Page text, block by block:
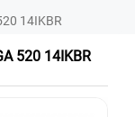
14IKBR
520 14IKBR